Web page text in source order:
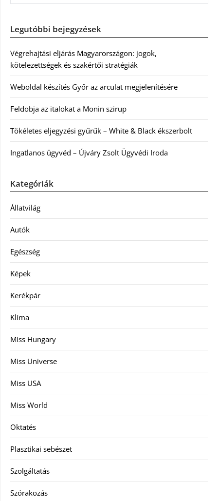
Legutóbbi bejegyzések
Végrehajtási eljárás Magyarországon: jogok,
kötelezettségek és szakértői stratégiák
Weboldal készítés Győr az arculat megjelenítésére
Feldobja az italokat a Monin szirup
Tökéletes eljegyzési gyűrűk – White & Black ékszerbolt
Ingatlanos ügyvéd – Újváry Zsolt Ügyvédi Iroda
Kategóriák
Állatvilág
Autók
Egészség
Képek
Kerékpár
Klíma
Miss Hungary
Miss Universe
Miss USA
Miss World
Oktatés
Plasztikai sebészet
Szolgáltatás
Szórakozás